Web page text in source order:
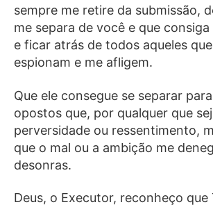
sempre me retire da submissão,
me separa de você e que
e ficar atrás de todos aqueles
espionam e me afligem.
Que ele consegue se separar
opostos que, por qualquer que
perversidade ou ressentimento,
que o mal ou a ambição me
desonras.
Deus, o Executor, reconheço que